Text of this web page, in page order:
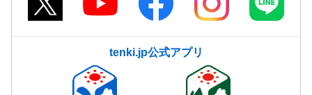
tenki.jp公式アプリ